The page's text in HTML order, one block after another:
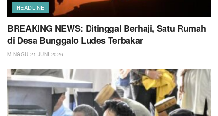
HEADLINE
BREAKING NEWS: Ditinggal Berhaji, Satu Rumah
di Desa Bunggalo Ludes Terbakar
MINGGU 21 JUNI 2026